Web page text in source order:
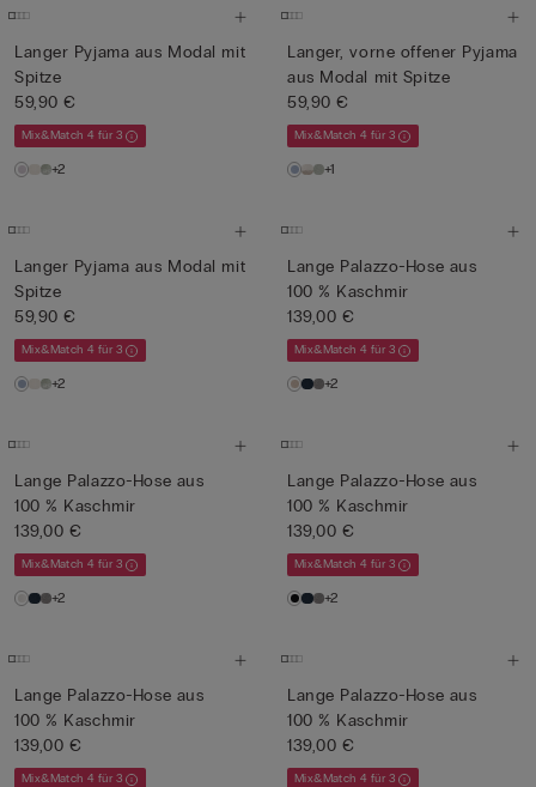
Langer Pyjama aus Modal mit
Spitze
59,90 €
Mix&Match 4 für 3
+2
Langer, vorne offener Pyjama
aus Modal mit Spitze
59,90 €
Mix&Match 4 für 3
+1
Langer Pyjama aus Modal mit
Spitze
59,90 €
Mix&Match 4 für 3
+2
Lange Palazzo-Hose aus
100 % Kaschmir
139,00 €
Mix&Match 4 für 3
+2
Lange Palazzo-Hose aus
100 % Kaschmir
139,00 €
Mix&Match 4 für 3
+2
Lange Palazzo-Hose aus
100 % Kaschmir
139,00 €
Mix&Match 4 für 3
+2
Lange Palazzo-Hose aus
100 % Kaschmir
139,00 €
Mix&Match 4 für 3
Lange Palazzo-Hose aus
100 % Kaschmir
139,00 €
Mix&Match 4 für 3